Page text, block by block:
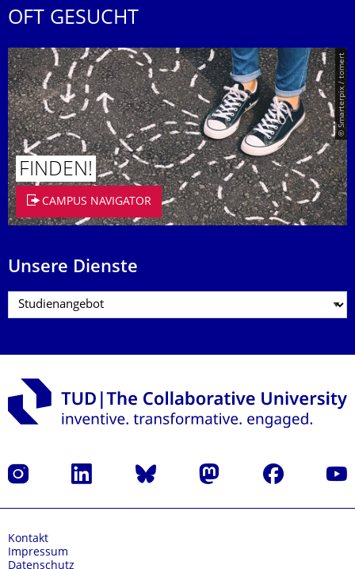
OFT GESUCHT
© Smarterpix / tomert
FINDEN!
CAMPUS NAVIGATOR
Unsere Dienste
Instagram LinkedIn Bluesky Mastodon Facebook
Kontakt
Impressum
Datenschutz